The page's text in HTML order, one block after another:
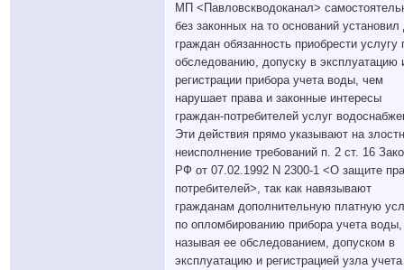
МП <Павловскводоканал>
без законных на то оснований установил
граждан обязанность приобрести услугу
обследованию, допуску в эксплуатацию
регистрации прибора учета воды, чем
нарушает права и законные интересы
граждан-потребителей услуг
Эти действия прямо указывают на
неисполнение требований п. 2 ст. 16
РФ от 07.02.1992 N 2300-1 <О защите
потребителей>, так как навязывают
гражданам дополнительную платную
по опломбированию прибора учета воды,
называя ее обследованием, допуском в
эксплуатацию и регистрацией узла учета